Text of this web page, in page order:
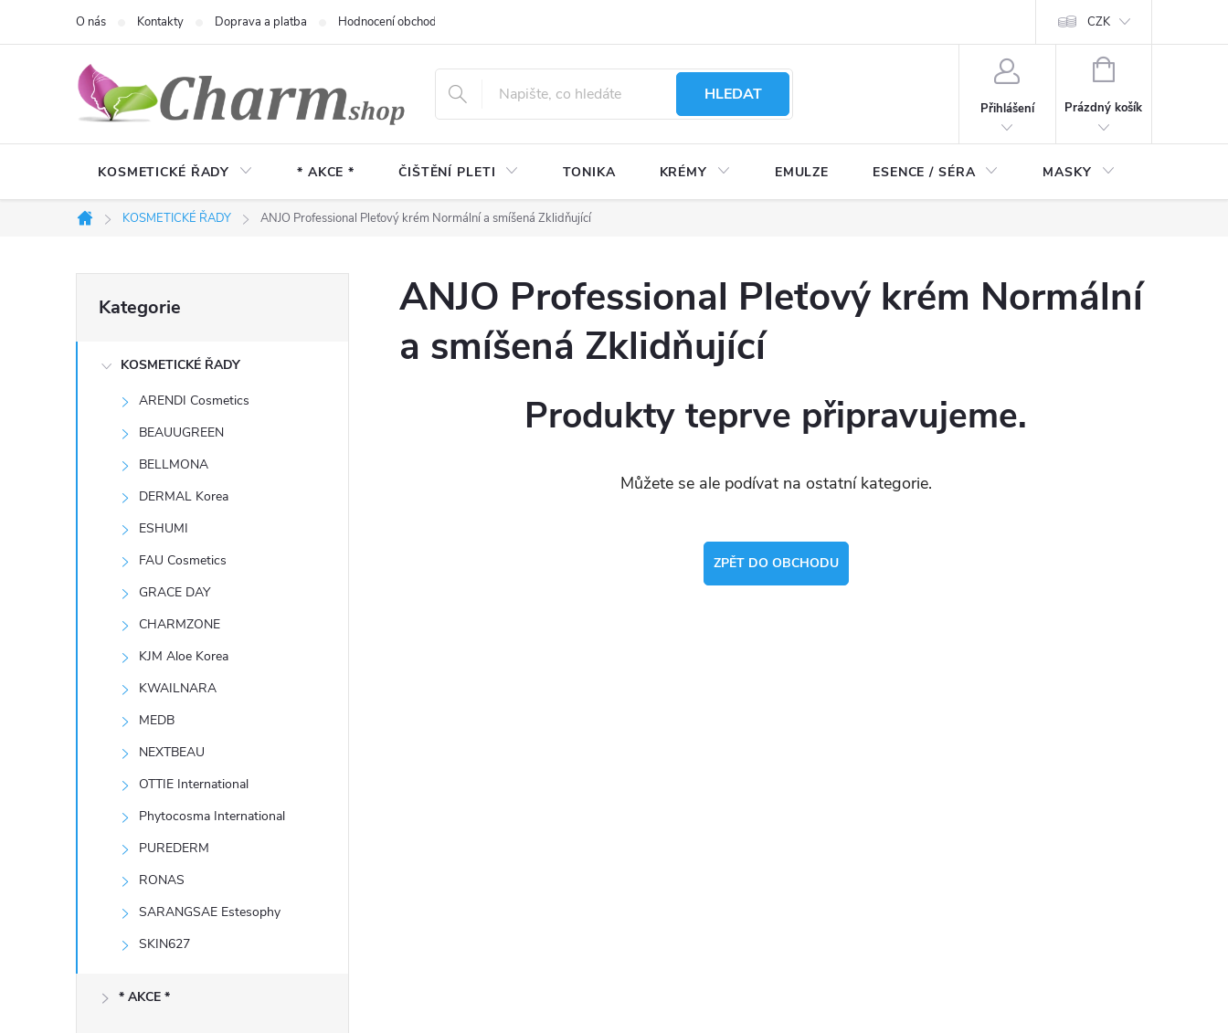
O nás Kontakty Doprava a platba Hodnocení obchodu CZK
HLEDAT
Přihlášení
NÁKUPNÍ
Prázdný košík
KOSMETICKÉ ŘADY * AKCE * ČIŠTĚNÍ PLETI TONIKA KRÉMY EMULZE ESENCE / SÉRA MASKY
Domů
KOSMETICKÉ ŘADY ANJO Professional Pleťový krém Normální a smíšená Zklidňující
o
kategorie
Kategorie
KOSMETICKÉ ŘADY
ARENDI Cosmetics
BEAUUGREEN
BELLMONA
DERMAL Korea
ESHUMI
FAU Cosmetics
GRACE DAY
CHARMZONE
KJM Aloe Korea
KWAILNARA
MEDB
NEXTBEAU
OTTIE International
Phytocosma International
PUREDERM
RONAS
SARANGSAE Estesophy
SKIN627
* AKCE *
ANJO Professional Pleťový krém Normální
a smíšená Zklidňující
Produkty teprve připravujeme.
Můžete se ale podívat na ostatní kategorie.
ZPĚT DO OBCHODU